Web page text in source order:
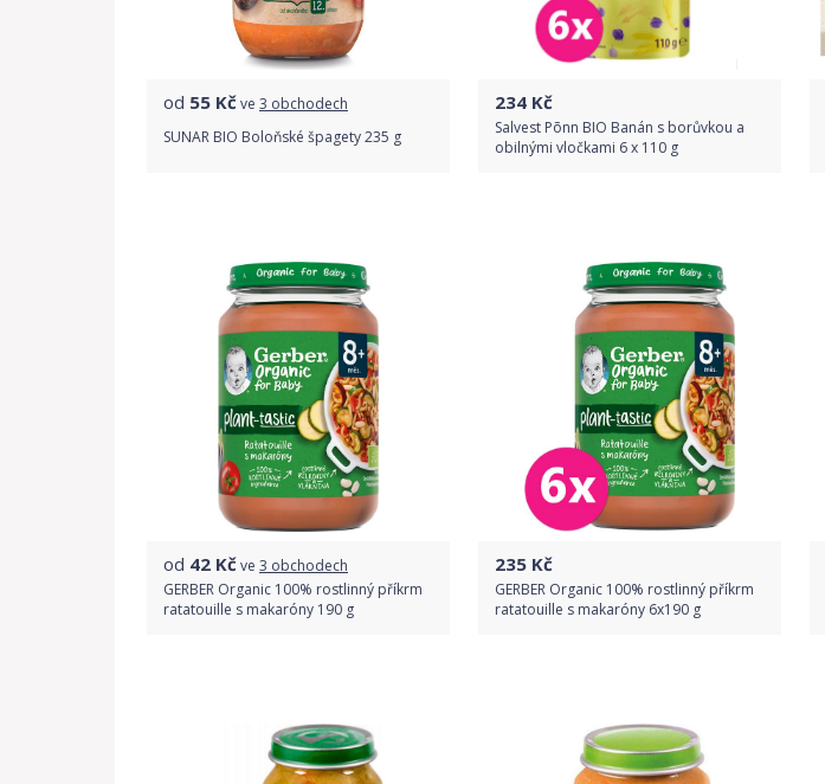
od 55 Kčve 3 obchodech
SUNAR BIO Boloňské špagety 235 g
234 Kč
Salvest Põnn BIO Banán s borůvkou a
obilnými vločkami 6 x 110 g
Detail produktu
od 42 Kčve 3 obchodech
GERBER Organic 100% rostlinný příkrm
ratatouille s makaróny ​190 g
235 Kč
GERBER Organic 100% rostlinný příkrm
ratatouille s makaróny ​6x190 g
Detail produktu